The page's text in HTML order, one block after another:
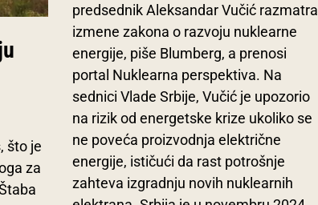
što je
za
predsednik Aleksandar Vučić razmatra
izmene zakona o razvoju nuklearne
energije, piše Blumberg, a prenosi
portal Nuklearna perspektiva. Na
sednici Vlade Srbije, Vučić je upozorio
na rizik od energetske krize ukoliko se
ne poveća proizvodnja električne
energije, ističući da rast potrošnje
zahteva izgradnju novih nuklearnih